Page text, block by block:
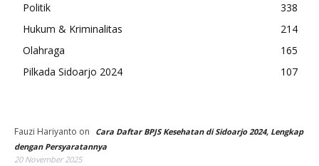
Politik
338
Hukum & Kriminalitas
214
Olahraga
165
Pilkada Sidoarjo 2024
107
Fauzi Hariyanto on
Cara Daftar BPJS Kesehatan di Sidoarjo 2024, Lengkap
dengan Persyaratannya
20 November 2025